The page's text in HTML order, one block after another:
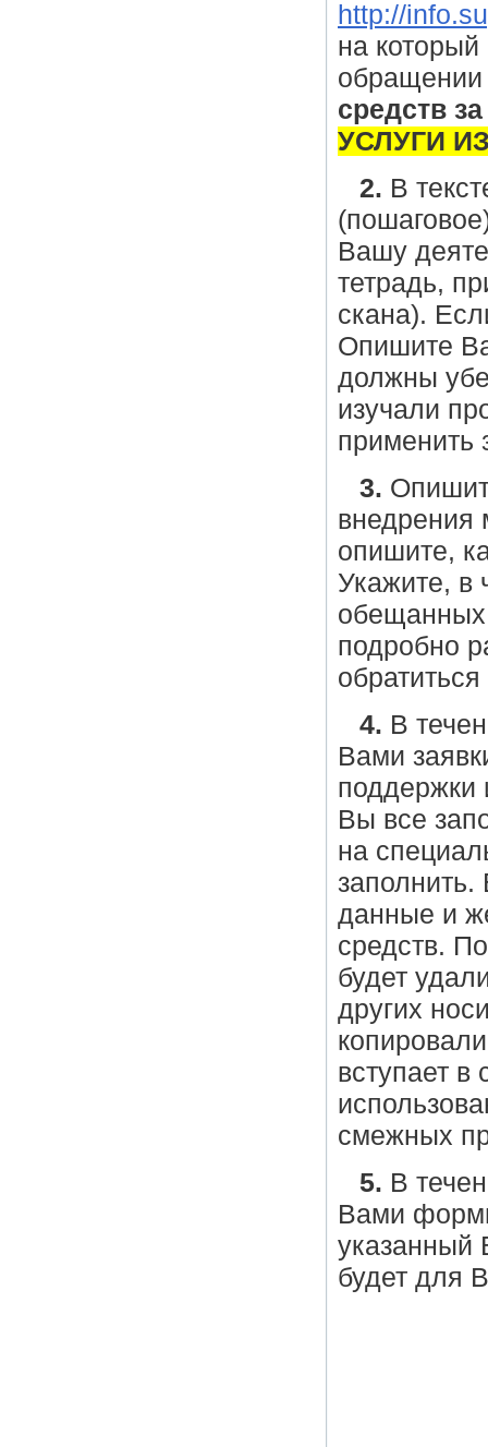
http://
на
средств
УСЛУГИ
2. В
Вашу
тетрадь,
скана).
Опишите
должны
изучали
применить
3.
внедрения
опишите,
Укажите, в
обещанных
подробно
4. В
Вами
поддержки
Вы все
на
данные и
средств.
будет
других
вступает
смежных
5. В
Вами
указанный
будет для